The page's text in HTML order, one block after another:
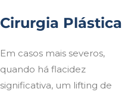
Cirurgia Plástica
Em casos mais severos,
quando há flacidez
significativa, um lifting de